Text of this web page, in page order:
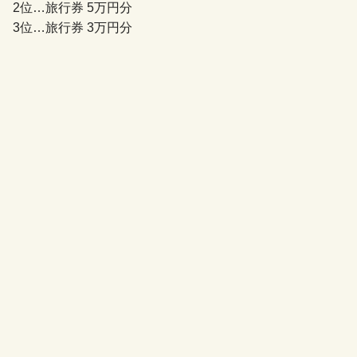
2位…旅行券 5万円分
3位…旅行券 3万円分